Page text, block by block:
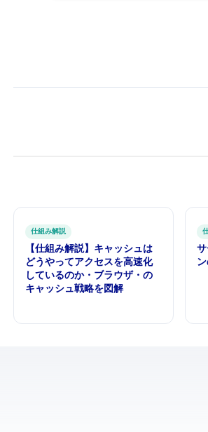
仕組み解説
【仕組み解説】キャッシュは
どうやってアクセスを高速化
しているのか — CPU・ブラウザ・CDNの
キャッシュ戦略を図解